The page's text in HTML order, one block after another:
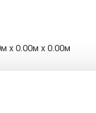
x 0.00м x 0.00м